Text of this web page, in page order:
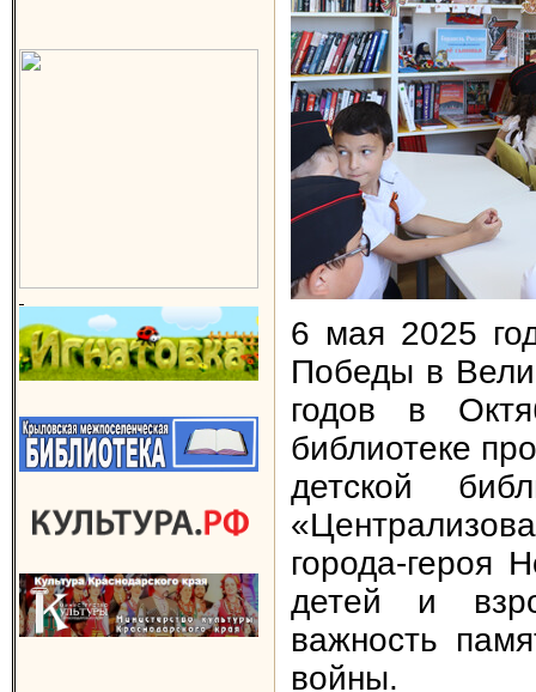
6 мая 2025
Победы в
годов в
библиотеке
детской
города-героя
детей и
важность
войны.